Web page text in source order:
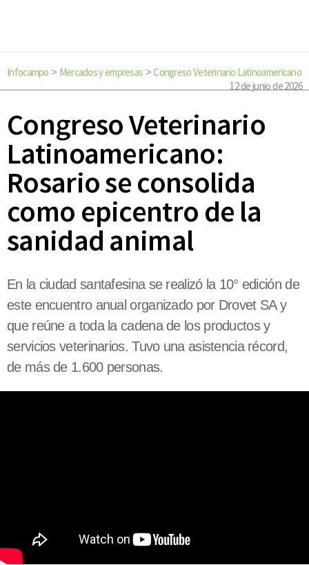
Infocampo > Mercados y empresas >Congreso Veterinario Latinoamericano
12 de junio de 2026
Congreso Veterinario
Latinoamericano:
Rosario se consolida
como epicentro de la
sanidad animal
En la ciudad santafesina se realizó la 10° edición de
este encuentro anual organizado por Drovet SA y
que reúne a toda la cadena de los productos y
servicios veterinarios. Tuvo una asistencia récord,
de más de 1.600 personas.